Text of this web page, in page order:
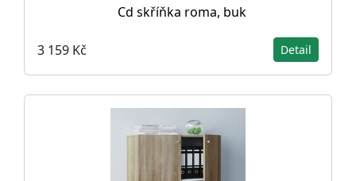
Cd skříňka roma, buk
3 159 Kč Detail